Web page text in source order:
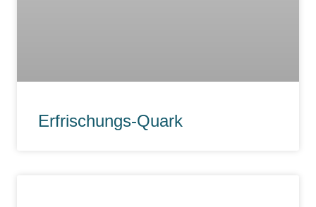
Erfrischungs-Quark